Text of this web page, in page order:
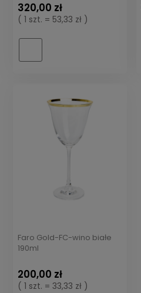
320,00 zł
( 1 szt. = 53,33 zł )
Faro Gold-FC-wino białe
190ml
200,00 zł
( 1 szt. = 33,33 zł )